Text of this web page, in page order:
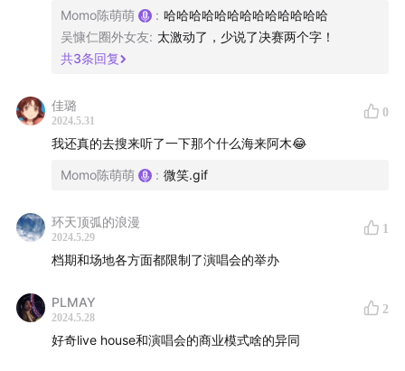
后期：沁茗
关于节目
徜徉都市生活，解读吃喝一口背后的商业秘密。
支持我们，加入新一年的播客创新
2021 年我们发起了「声动胡同会员计划」，这是一个纯
支持项目，支持「声动活泼」在播客内容上不断探索和创
Momo陈萌萌 : 哈哈哈哈哈哈哈哈哈哈哈哈哈
吴慷仁圈外女友: 太激动了，少说了决赛两个字！
共3条回复
佳璐
2024.5.31
0
我还真的去搜来听了一下那个什么海来阿木😂
Momo陈萌萌 : 微笑.gif
环天顶弧的浪漫
2024.5.29
1
档期和场地各方面都限制了演唱会的举办
PLMAY
2024.5.28
2
好奇live house和演唱会的商业模式啥的异同